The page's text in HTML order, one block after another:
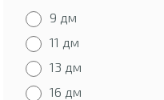
9 дм
11 дм
13 дм
16 дм